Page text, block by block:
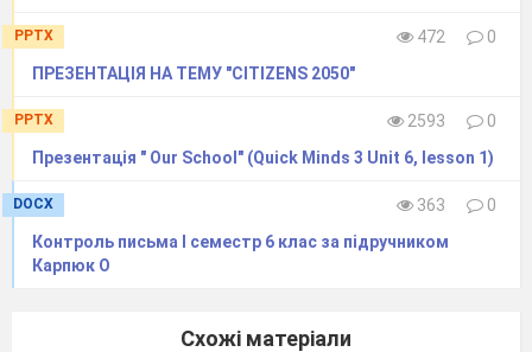
PPTX 472
0
ПРЕЗЕНТАЦІЯ НА ТЕМУ "CITIZENS 2050"
PPTX 2593
0
Презентація " Our School" (Quick Minds 3 Unit 6, lesson 1)
DOCX 363
0
Контроль письма І семестр 6 клас за підручником
Карпюк О
Схожі матеріали